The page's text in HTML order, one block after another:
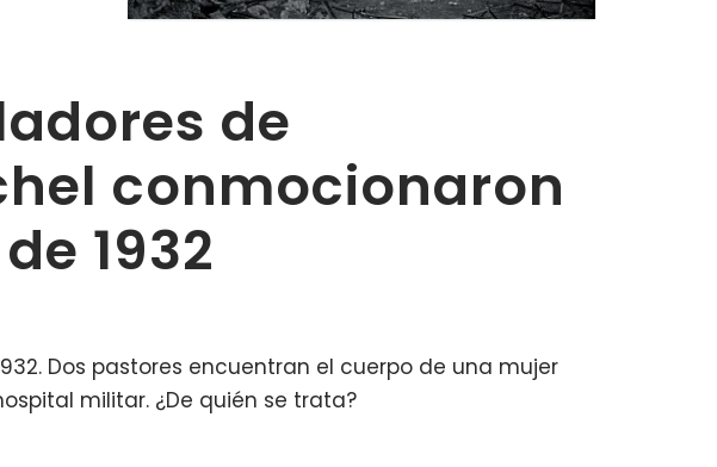
de
conmocionaron
1932
Dos pastores encuentran el cuerpo de una mujer
militar. ¿De quién se trata?